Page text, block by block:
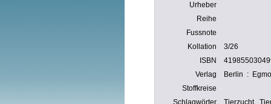
Urheber
Reihe
Fussnote
Kollation
3/26
ISBN
Verlag
Berlin :
Stoffkreise
Schlagwörter
Tierzucht.